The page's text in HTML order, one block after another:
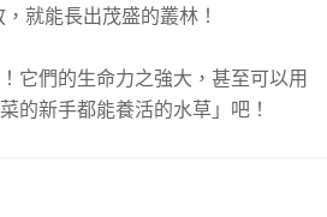
就能長出茂盛的叢林！
它們的生命力之強大，甚至可以用
的新手都能養活的水草」吧！